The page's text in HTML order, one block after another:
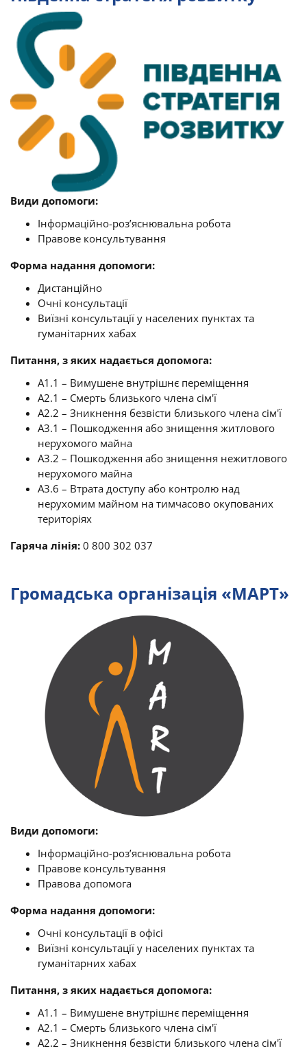
Види допомоги:
Інформаційно-роз’яснювальна робота
Правове консультування
Форма надання допомоги:
Дистанційно
Очні консультації
Виїзні консультації у населених пунктах та
гуманітарних хабах
Питання, з яких надається допомога:
A1.1 – Вимушене внутрішнє переміщення
A2.1 – Смерть близького члена сім'ї
A2.2 – Зникнення безвісти близького члена сім'ї
A3.1 – Пошкодження або знищення житлового
нерухомого майна
A3.2 – Пошкодження або знищення нежитлового
нерухомого майна
A3.6 – Втрата доступу або контролю над
нерухомим майном на тимчасово окупованих
територіях
Гаряча лінія: 0 800 302 037
Громадська організація «МАРТ»
Види допомоги:
Інформаційно-роз’яснювальна робота
Правове консультування
Правова допомога
Форма надання допомоги:
Очні консультації в офісі
Виїзні консультації у населених пунктах та
гуманітарних хабах
Питання, з яких надається допомога:
A1.1 – Вимушене внутрішнє переміщення
A2.1 – Смерть близького члена сім'ї
A2.2 – Зникнення безвісти близького члена сім'ї